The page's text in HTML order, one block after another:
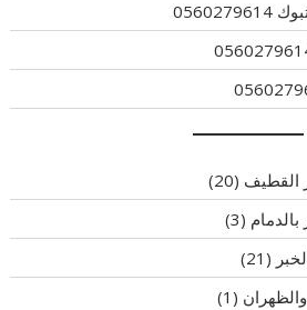
القطيف (20)
(3)
(21)
(1)